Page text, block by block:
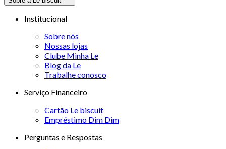
Institucional
Sobre nós
Nossas lojas
Clube Minha Le
Blog da Le
Trabalhe conosco
Serviço Financeiro
Cartão Le biscuit
Empréstimo Dim Dim
Perguntas e Respostas